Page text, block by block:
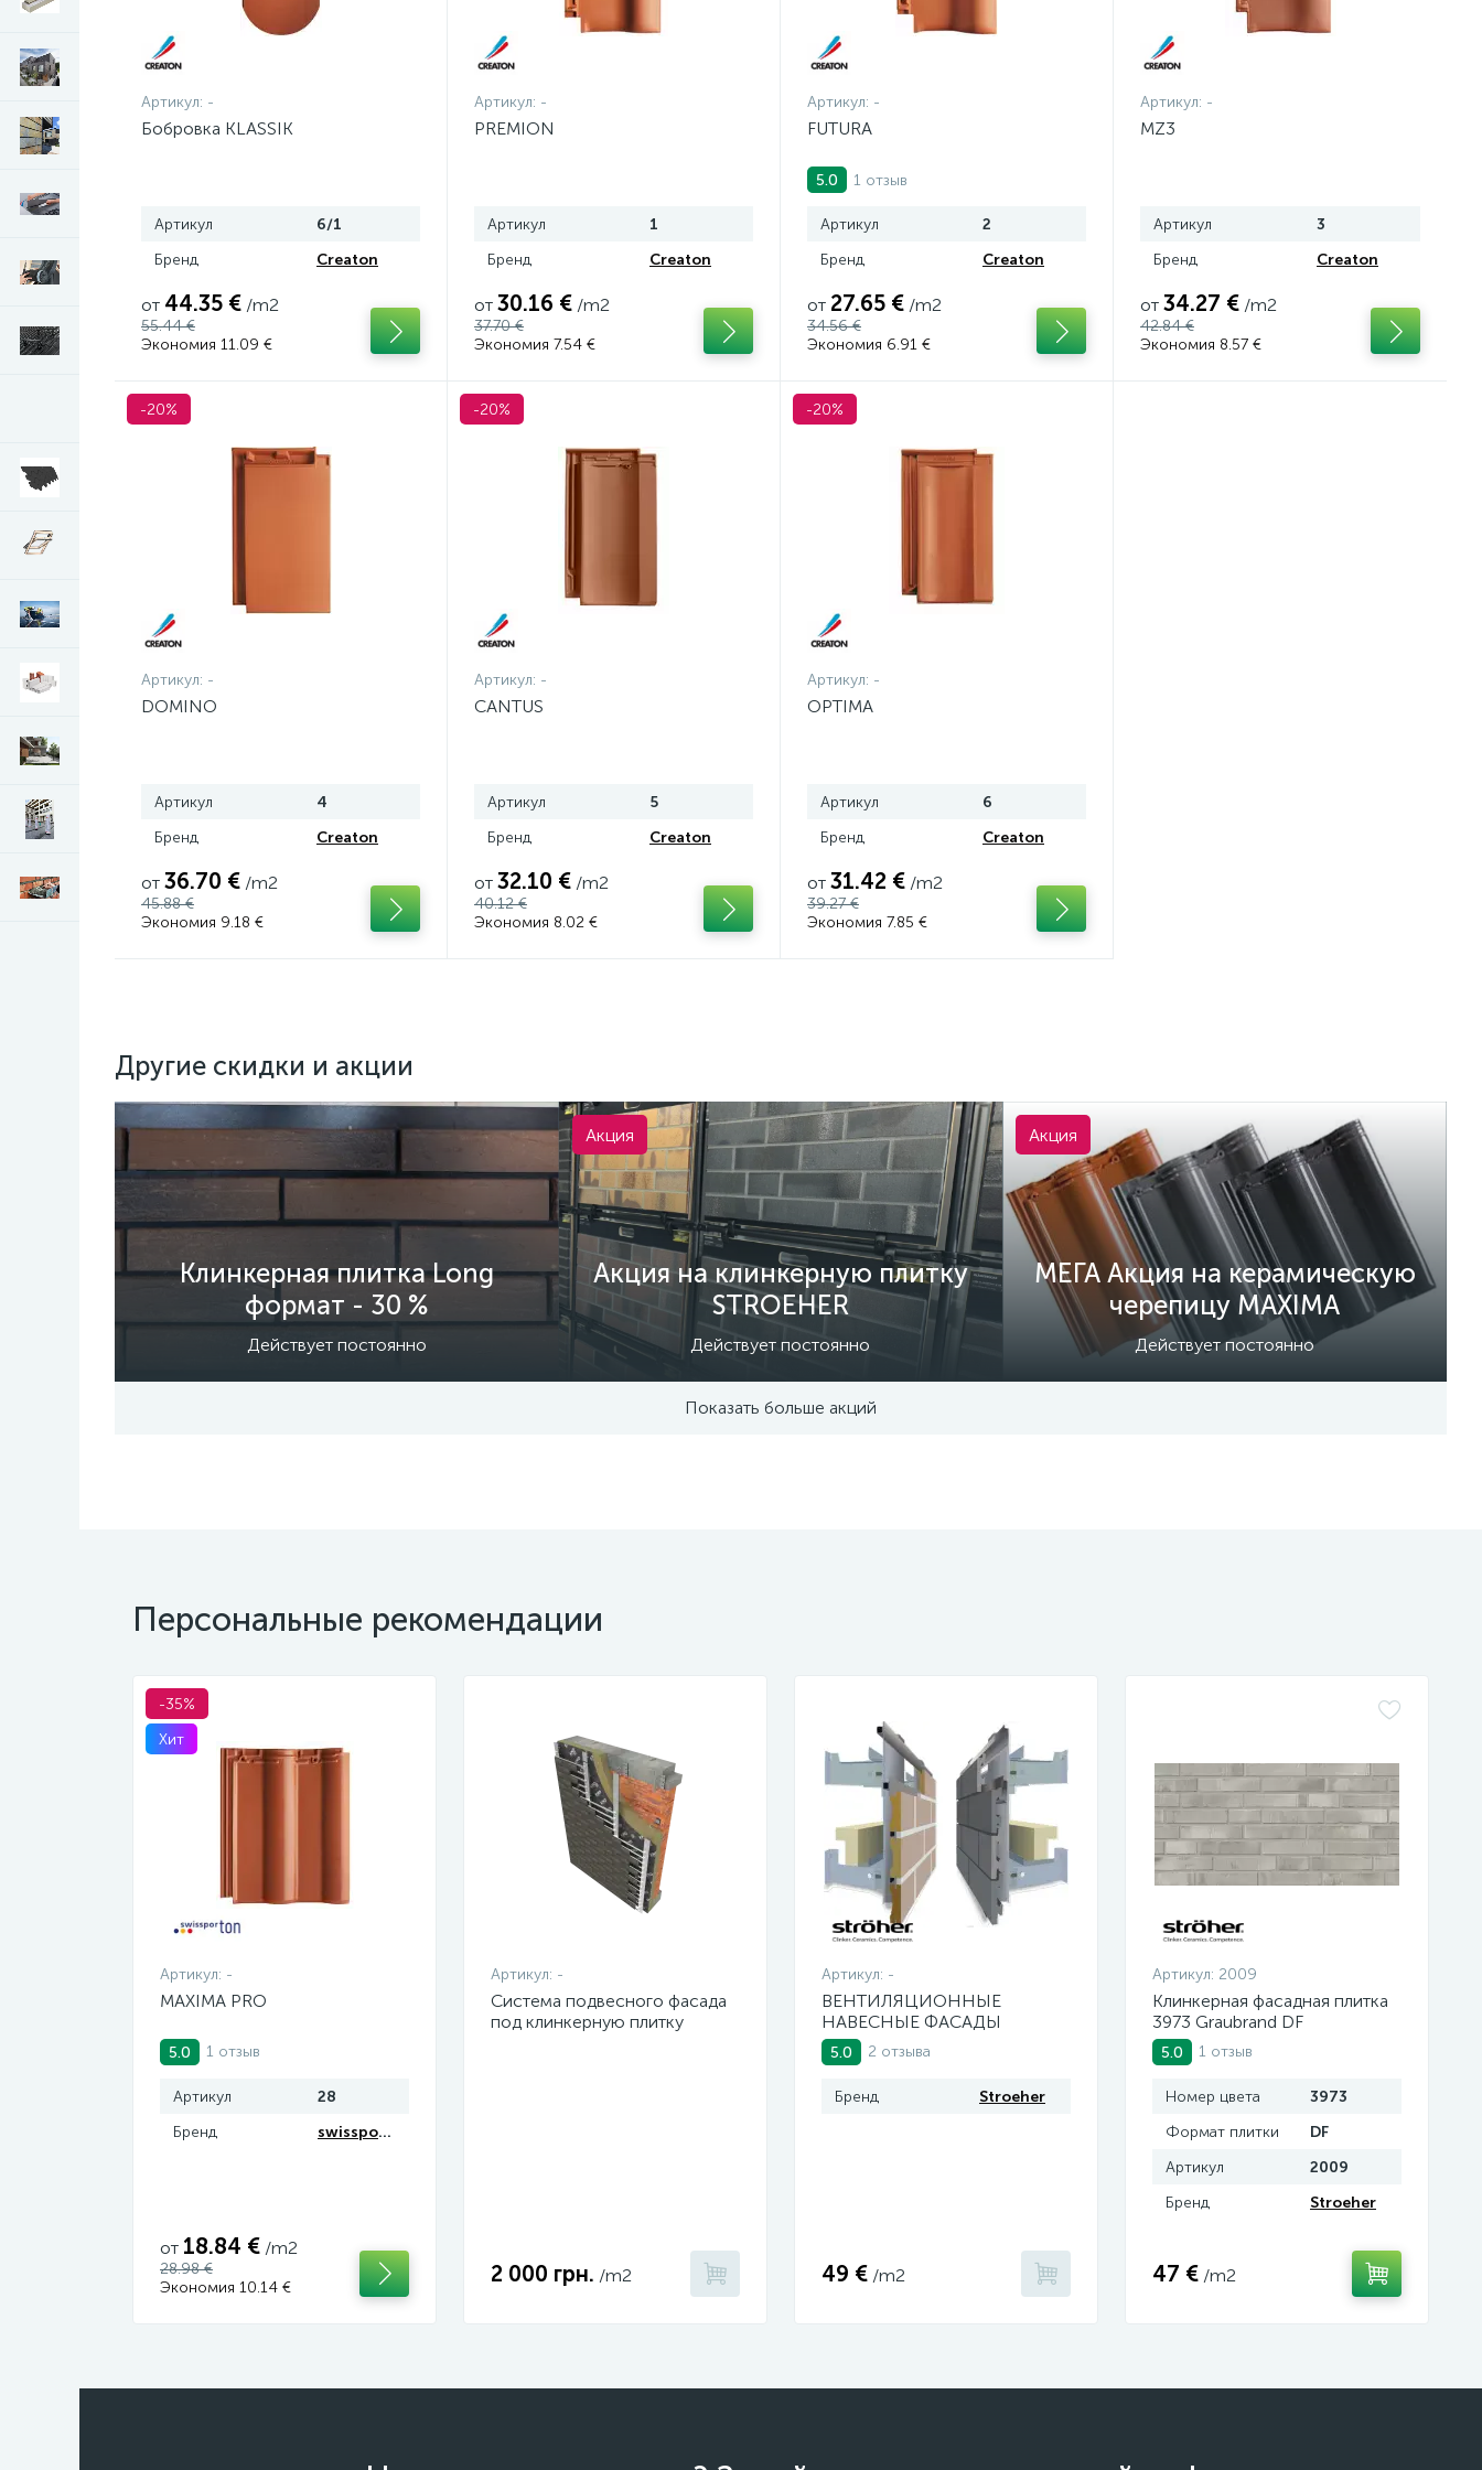
Артикул: -
Бобровка KLASSIK
Артикул
6/1
Бренд
Creaton
от 44.35 € /m2
55.44 €
Экономия 11.09 €
Артикул: -
PREMION
Артикул
1
Бренд
Creaton
от 30.16 € /m2
37.70 €
Экономия 7.54 €
Артикул: -
FUTURA
5.0 1 отзыв
Артикул
2
Бренд
Creaton
от 27.65 € /m2
34.56 €
Экономия 6.91 €
Артикул: -
MZ3
Артикул
3
Бренд
Creaton
от 34.27 € /m2
42.84 €
Экономия 8.57 €
-20%
Артикул: -
DOMINO
Артикул
4
Бренд
Creaton
от 36.70 € /m2
45.88 €
Экономия 9.18 €
-20%
Артикул: -
CANTUS
Артикул
5
Бренд
Creaton
от 32.10 € /m2
40.12 €
Экономия 8.02 €
-20%
Артикул: -
OPTIMA
Артикул
6
Бренд
Creaton
от 31.42 € /m2
39.27 €
Экономия 7.85 €
Другие скидки и акции
Клинкерная плитка Long
формат - 30 %
Действует постоянно
Акция на клинкерную плитку
STROEHER
Действует постоянно
Акция
МЕГА Акция на керамическую
черепицу MAXIMA
Действует постоянно
Акция
Показать больше акций
Персональные рекомендации
-35%
Хит
Артикул: -
MAXIMA PRO
5.0 1 отзыв
Артикул
28
Бренд
swissporTON
от 18.84 € /m2
28.98 €
Экономия 10.14 €
Артикул: -
Система подвесного фасада
под клинкерную плитку
2 000 грн. /m2
Артикул: -
ВЕНТИЛЯЦИОННЫЕ
НАВЕСНЫЕ ФАСАДЫ
5.0 2 отзыва
Бренд Stroeher
49 € /m2
Артикул: 2009
Клинкерная фасадная плитка
3973 Graubrand DF
5.0 1 отзыв
Номер цвета
3973
Формат плитки
DF
Артикул
2009
Бренд
Stroeher
47 € /m2